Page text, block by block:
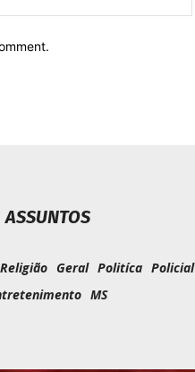
ASSUNTOS
Religião Geral Politíca Policial
MS